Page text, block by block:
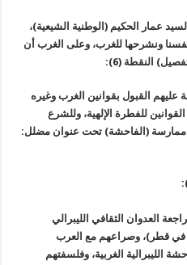
عمار الحكيم (الوطنية الشيعية)،
ونشرحها للغرب، وعلى الغرب أن
النقطة (6):
عليهم القبول بقوانين الغرب وغيره
للفطرة الإلهية، وللشرع
ممارسة (الفاحشة) تحت عنوان مضلل:
العدوان الثقافي الليبرالي
الغربي، في بطولة (كأس العالم 2022 في قطر)، وصراعهم مع العرب
الليبرالية الغربية، وفلسفتهم